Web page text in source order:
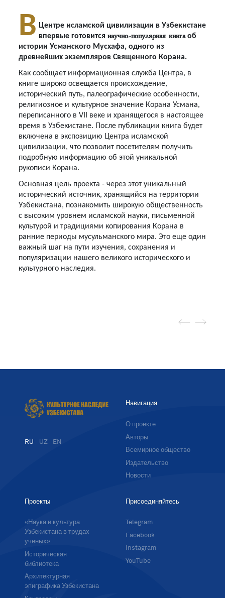
В Центре исламской цивилизации в Узбекистане
впервые готовитсянаучно-популярная книгаоб
истории Усманского Мусхафа, одного из
древнейших экземпляров Священного Корана.
Как сообщает информационная служба Центра, в
книге широко освещается происхождение,
исторический путь, палеографические особенности,
религиозное и культурное значение Корана Усмана,
переписанного в VII веке и хранящегося в настоящее
время в Узбекистане. После публикации книга будет
включена в экспозицию Центра исламской
цивилизации, что позволит посетителям получить
подробную информацию об этой уникальной
рукописи Корана.
Основная цель проекта - через этот уникальный
исторический источник, хранящийся на территории
Узбекистана, познакомить широкую общественность
с высоким уровнем исламской науки, письменной
культурой и традициями копирования Корана в
ранние периоды мусульманского мира. Это еще один
важный шаг на пути изучения, сохранения и
популяризации нашего великого исторического и
культурного наследия.
RU UZ EN
Навигация
О проекте
Авторы
Всемирное общество
Издательство
Новости
Проекты
«Наука и культура
Узбекистана в трудах
ученых»
Историческая
библиотека
Архитектурная
эпиграфика Узбекистана
Присоединяйтесь
Telegram
Facebook
Instagram
YouTube